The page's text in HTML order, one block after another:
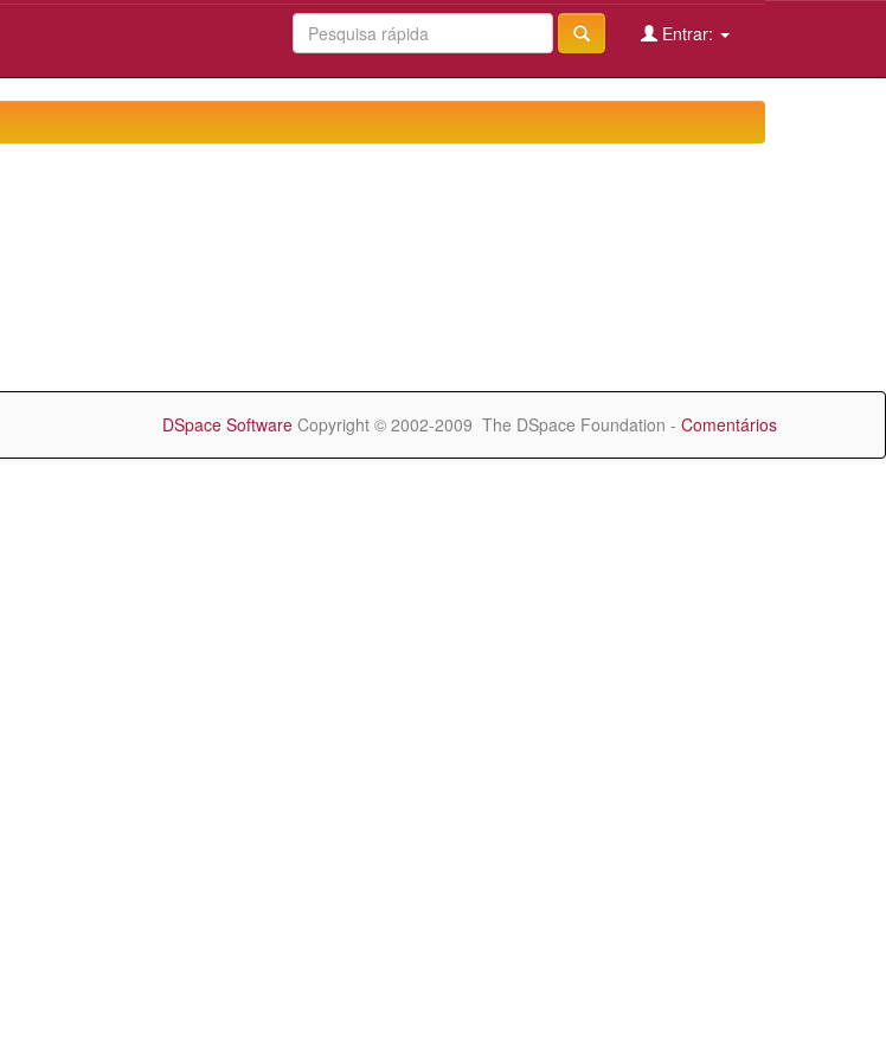
Entrar:
DSpace Software Copyright © 2002-2009 The DSpace Foundation - Comentários